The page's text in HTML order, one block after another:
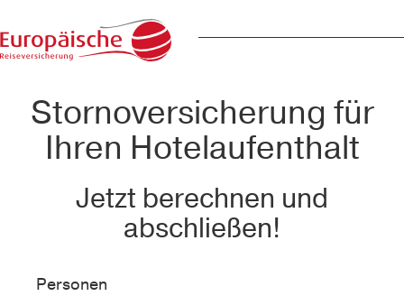
Stornoversicherung für
Ihren Hotelaufenthalt
Jetzt berechnen und
abschließen!
Personen